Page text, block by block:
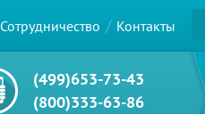
Сотрудничество Контакты
(499)653-73-43
(800)333-63-86